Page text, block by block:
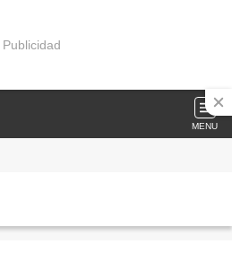
Publicidad
MENU